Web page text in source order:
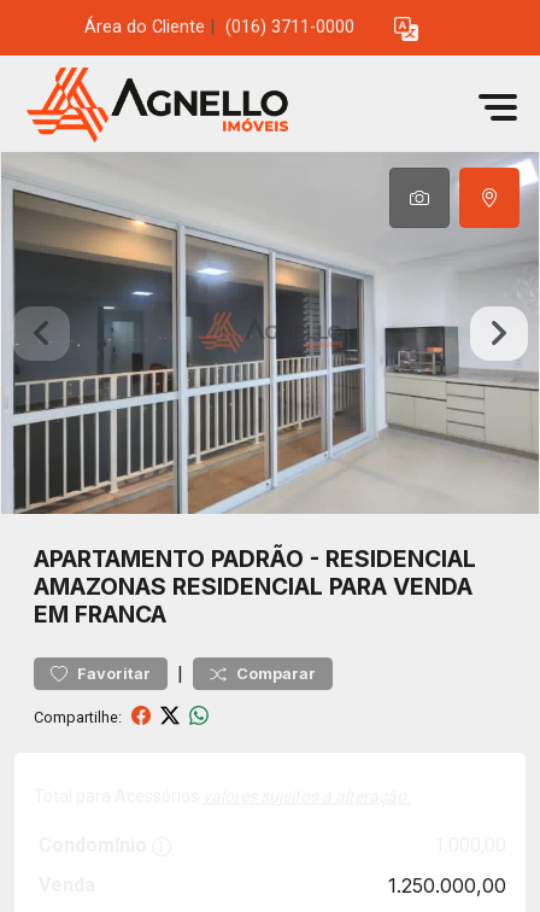
Área do Cliente (016) 3711-0000
APARTAMENTO PADRÃO - RESIDENCIAL
AMAZONAS RESIDENCIAL PARA VENDA
EM FRANCA
Favoritar | Comparar
Compartilhe:
1.250.000,00